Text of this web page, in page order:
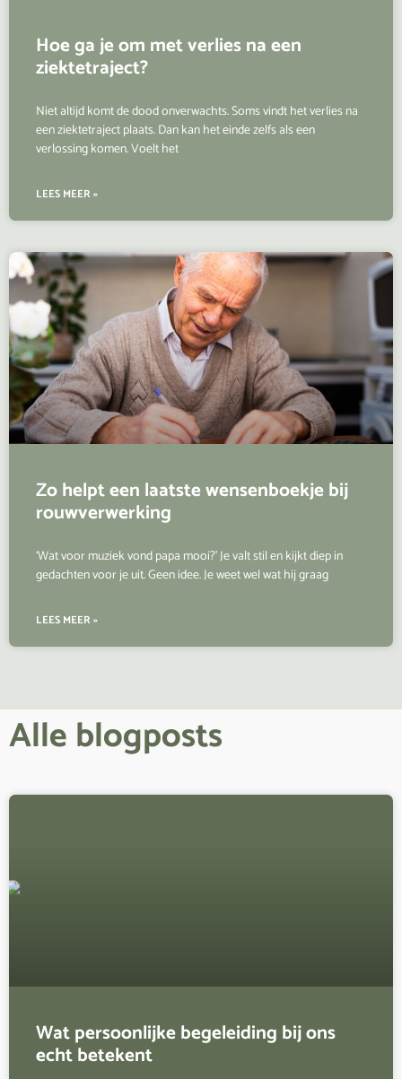
Hoe ga je om met verlies na een
ziektetraject?
Niet altijd komt de dood onverwachts. Soms vindt het verlies na
een ziektetraject plaats. Dan kan het einde zelfs als een
verlossing komen. Voelt het
LEES MEER »
Zo helpt een laatste wensenboekje bij
rouwverwerking
‘Wat voor muziek vond papa mooi?’ Je valt stil en kijkt diep in
gedachten voor je uit. Geen idee. Je weet wel wat hij graag
LEES MEER »
Alle blogposts
Wat persoonlijke begeleiding bij ons
echt betekent